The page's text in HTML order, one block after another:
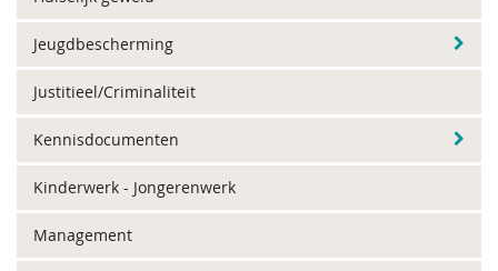
Jeugdbescherming
Justitieel/Criminaliteit
Kennisdocumenten
Kinderwerk - Jongerenwerk
Management